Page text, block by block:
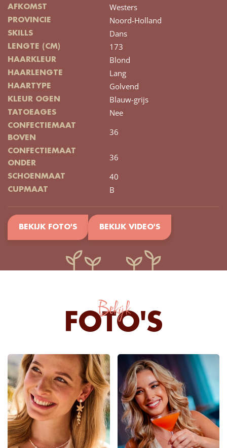
AFKOMST Westers
PROVINCIE Noord-Holland
SKILLS Dans
LENGTE (CM) 173
HAARKLEUR Blond
HAARLENGTE Lang
HAARTYPE Golvend
KLEUR OGEN Blauw-grijs
TATOEAGES Nee
CONFECTIEMAAT
BOVEN
36
CONFECTIEMAAT
ONDER
36
SCHOENMAAT 40
CUPMAAT B
BEKIJK FOTO'S BEKIJK VIDEO'S
Bekijk
FOTO'S